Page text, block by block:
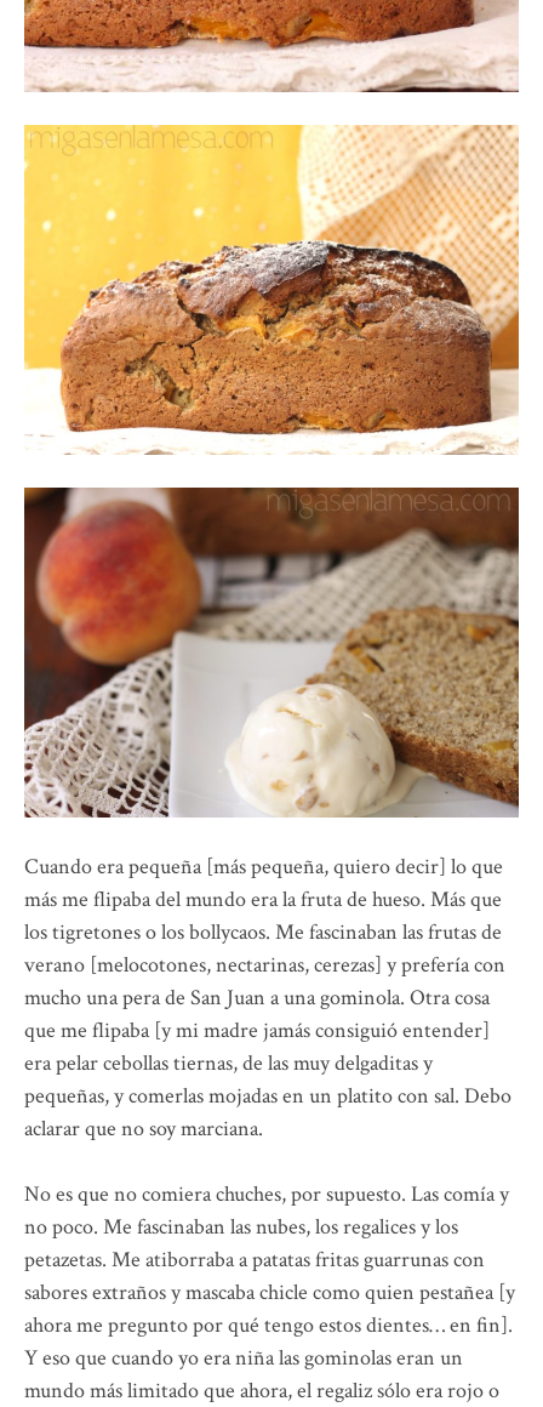
Cuando era pequeña [más pequeña, quiero decir] lo que
más me flipaba del mundo era la fruta de hueso. Más que
los tigretones o los bollycaos. Me fascinaban las frutas de
verano [melocotones, nectarinas, cerezas] y prefería con
mucho una pera de San Juan a una gominola. Otra cosa
que me flipaba [y mi madre jamás consiguió entender]
era pelar cebollas tiernas, de las muy delgaditas y
pequeñas, y comerlas mojadas en un platito con sal. Debo
aclarar que no soy marciana.
No es que no comiera chuches, por supuesto. Las comía y
no poco. Me fascinaban las nubes, los regalices y los
petazetas. Me atiborraba a patatas fritas guarrunas con
sabores extraños y mascaba chicle como quien pestañea [y
ahora me pregunto por qué tengo estos dientes… en fin].
Y eso que cuando yo era niña las gominolas eran un
mundo más limitado que ahora, el regaliz sólo era rojo o